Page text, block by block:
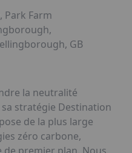
Park Farm
GB
la neutralité
stratégie Destination
de la plus large
zéro carbone,